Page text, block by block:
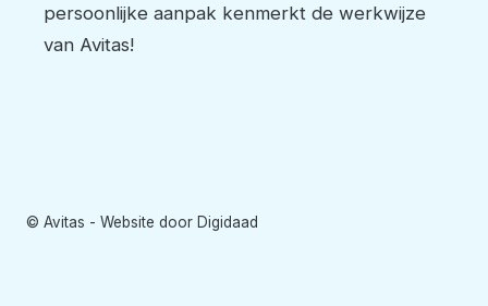
persoonlijke aanpak kenmerkt de werkwijze
van Avitas!
© Avitas - Website door Digidaad